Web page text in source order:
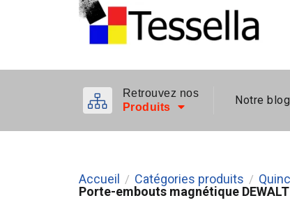
Retrouvez nos
Produits
Notre blog
Accueil / Catégories produits /
Porte-embouts magnétique DEWALT